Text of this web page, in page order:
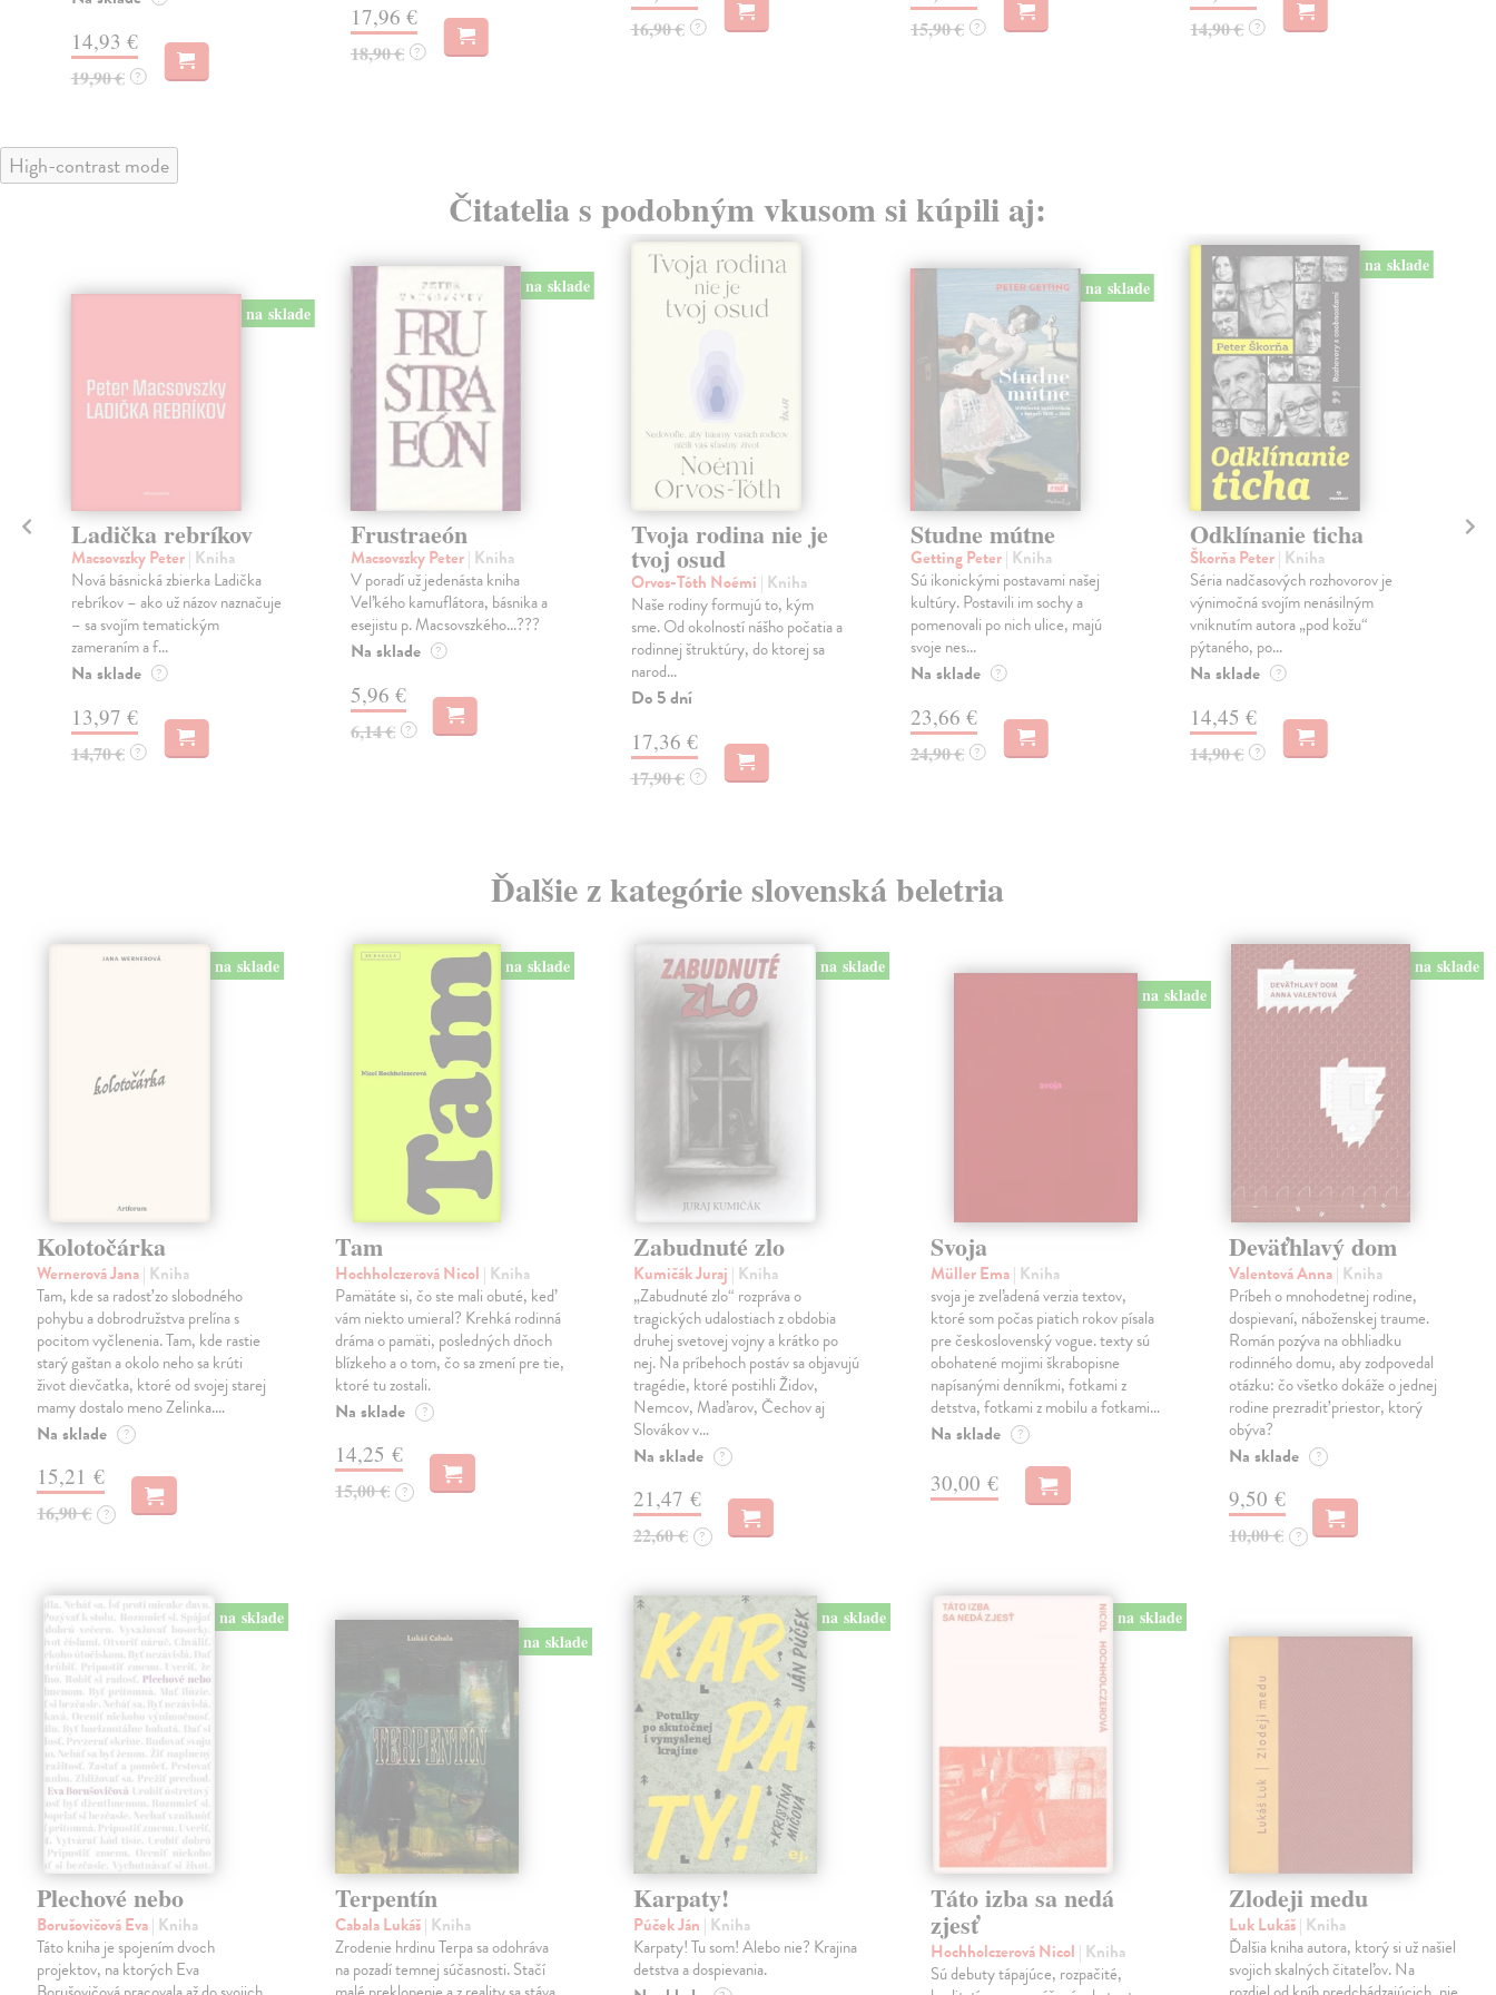
14,93 €
19,90 € ?
17,96 €
18,90 € ?
16,90 € ? 15,90 € ? 14,90 € ?
High-contrast mode
Čitatelia s podobným vkusom si kúpili aj:
na sklade
Ladička rebríkov
Macsovszky Peter| Kniha
Nová básnická zbierka Ladička
rebríkov – ako už názov naznačuje
– sa svojím tematickým
zameraním a f...
Na sklade ?
13,97 €
14,70 € ?
na sklade
Frustraeón
Macsovszky Peter| Kniha
V poradí už jedenásta kniha
Veľkého kamuflátora, básnika a
esejistu p. Macsovszkého...???
Na sklade ?
5,96 €
6,14 € ?
Tvoja rodina nie je
tvoj osud
Orvos-Tóth Noémi | Kniha
Naše rodiny formujú to, kým
sme. Od okolností nášho počatia a
rodinnej štruktúry, do ktorej sa
narod...
Do 5 dní
17,36 €
17,90 € ?
na sklade
Studne mútne
Getting Peter| Kniha
Sú ikonickými postavami našej
kultúry. Postavili im sochy a
pomenovali po nich ulice, majú
svoje nes...
Na sklade ?
23,66 €
24,90 € ?
na sklade
Odklínanie ticha
Škorňa Peter| Kniha
Séria nadčasových rozhovorov je
výnimočná svojím nenásilným
vniknutím autora „pod kožu“
pýtaného, po...
Na sklade ?
14,45 €
14,90 € ?
Ďalšie z kategórie slovenská beletria
na sklade
Kolotočárka
Wernerová Jana| Kniha
Tam, kde sa radosť zo slobodného
pohybu a dobrodružstva prelína s
pocitom vyčlenenia. Tam, kde rastie
starý gaštan a okolo neho sa krúti
život dievčatka, ktoré od svojej starej
mamy dostalo meno Zelinka.…
Na sklade ?
15,21 €
16,90 € ?
na sklade
Tam
Hochholczerová Nicol | Kniha
Pamätáte si, čo ste mali obuté, keď
vám niekto umieral? Krehká rodinná
dráma o pamäti, posledných dňoch
blízkeho a o tom, čo sa zmení pre tie,
ktoré tu zostali.
Na sklade ?
14,25 €
15,00 € ?
na sklade
Zabudnuté zlo
Kumičák Juraj | Kniha
„Zabudnuté zlo“ rozpráva o
tragických udalostiach z obdobia
druhej svetovej vojny a krátko po
nej. Na príbehoch postáv sa objavujú
tragédie, ktoré postihli Židov,
Nemcov, Maďarov, Čechov aj
Slovákov v…
Na sklade ?
21,47 €
22,60 € ?
na sklade
Svoja
Müller Ema| Kniha
svoja je zveľadená verzia textov,
ktoré som počas piatich rokov písala
pre československý vogue. texty sú
obohatené mojimi škrabopisne
napísanými denníkmi, fotkami z
detstva, fotkami z mobilu a fotkami…
Na sklade ?
30,00 €
na sklade
Deväťhlavý dom
Valentová Anna| Kniha
Príbeh o mnohodetnej rodine,
dospievaní, náboženskej traume.
Román pozýva na obhliadku
rodinného domu, aby zodpovedal
otázku: čo všetko dokáže o jednej
rodine prezradiť priestor, ktorý
obýva?
Na sklade ?
9,50 €
10,00 € ?
na sklade
Plechové nebo
Borušovičová Eva| Kniha
Táto kniha je spojením dvoch
projektov, na ktorých Eva
na sklade
Terpentín
Cabala Lukáš| Kniha
Zrodenie hrdinu Terpa sa odohráva
na pozadí temnej súčasnosti. Stačí
na sklade
Karpaty!
Púček Ján | Kniha
Karpaty! Tu som! Alebo nie? Krajina
detstva a dospievania.
na sklade
Táto izba sa nedá
zjesť
Hochholczerová Nicol | Kniha
Sú debuty tápajúce, rozpačité,
Zlodeji medu
Luk Lukáš| Kniha
Ďalšia kniha autora, ktorý si už našiel
svojich skalných čitateľov. Na